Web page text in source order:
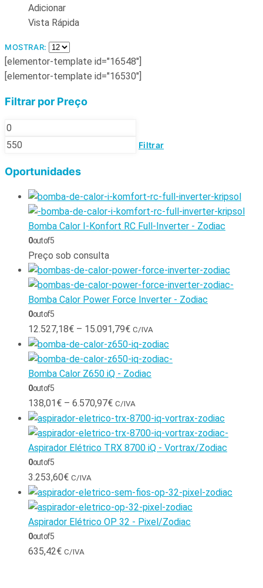
Adicionar
Vista Rápida
MOSTRAR:
[elementor-template id="16548"]
[elementor-template id="16530"]
Filtrar por Preço
Filtrar
Oportunidades
Bomba Calor I-Konfort RC Full-Inverter - Zodiac
0out of 5
Preço sob consulta
Bomba Calor Power Force Inverter - Zodiac
0out of 5
12.527,18€ – 15.091,79€ C/IVA
Bomba Calor Z650 iQ - Zodiac
0out of 5
138,01 € – 6.570,97€ C/IVA
Aspirador Elétrico TRX 8700 iQ - Vortrax/Zodiac
0out of 5
3.253,60€ C/IVA
Aspirador Elétrico OP 32 - Pixel/Zodiac
0out of 5
635,42€ C/IVA